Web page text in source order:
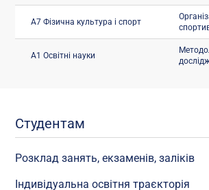
A7 Фізична культура і спорт
A1 Освітні науки
Студентам
Розклад занять, екзаменів, заліків
Індивідуальна освітня траєкторія